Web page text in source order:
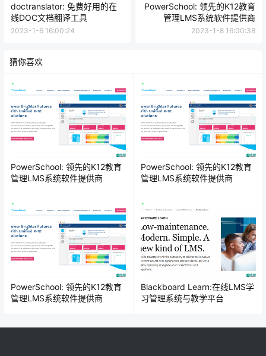
doctranslator: 免费好用的在
线DOC文档翻译工具
2023-1-6 16:00:24
PowerSchool: 领先的K12教育
管理LMS系统软件提供商
2023-1-8 16:00:38
猜你喜欢
PowerSchool: 领先的K12教育
管理LMS系统软件提供商
PowerSchool: 领先的K12教育
管理LMS系统软件提供商
PowerSchool: 领先的K12教育
管理LMS系统软件提供商
Blackboard Learn:在线LMS学
习管理系统与教学平台